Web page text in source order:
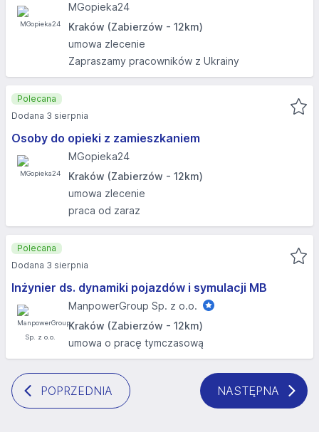
MGopieka24
Kraków (Zabierzów - 12km)
umowa zlecenie
Zapraszamy pracowników z Ukrainy
Osoby do opieki z zamieszkaniem
MGopieka24
Kraków (Zabierzów - 12km)
umowa zlecenie
praca od zaraz
Polecana
Dodana 3 sierpnia
Inżynier ds. dynamiki pojazdów i symulacji MB
ManpowerGroup Sp. z o.o.
Kraków (Zabierzów - 12km)
umowa o pracę tymczasową
Polecana
Dodana 3 sierpnia
POPRZEDNIA NASTĘPNA